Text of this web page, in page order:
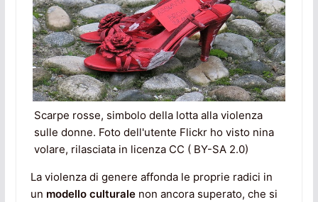
Scarpe rosse, simbolo della lotta alla violenza
sulle donne. Foto dell'utente Flickr ho visto nina
volare, rilasciata in licenza CC ( BY-SA 2.0)
La violenza di genere affonda le proprie radici in
un modello culturalenon ancora superato, che si